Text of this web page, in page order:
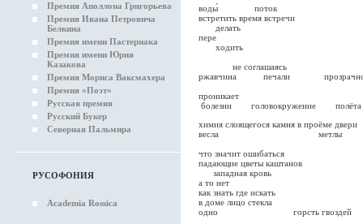
Премия Аполлона Григорьева
Премия Ивана Петровича
Белкина
Премия имени Пастернака
Премия имени Юрия
Казакова
Премия Мориса Ваксмахера
Премия «Поэт»
Русская премия
Русский Букер
Северная Пальмира
РУСОФОНИЯ
Academia Rossica
воды́ поток
встретить время
делать
пере
не соглашаясь
ржавчина печали
проникает
болезни головокружение полёта
химия слоящегося камня в
весла метлы
что значит ошибаться
падающие цветы
западная кровь
а то нет
как знать где искать
в доме лицо
одно горсть гвоздей